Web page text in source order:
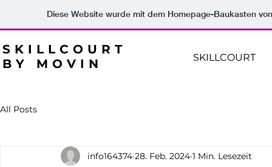
Diese Website wurde mit dem Homepage-Baukasten
SKILLCOURT
BY MOVIN
SKILLCOURT
All Posts
info164374 28. Feb. 2024 1 Min. Lesezeit